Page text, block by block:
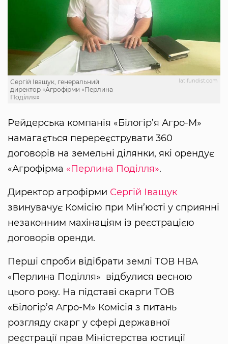
latifundist.com
Сергій Іващук, генеральний
директор «Агрофірми «Перлина
Поділля»
Рейдерська компанія «Білогір’я Агро-М»
намагається перереєструвати 360
договорів на земельні ділянки, які орендує
«Агрофірма «Перлина Поділля».
Директор агрофірми Сергій Іващук
звинувачує Комісію при Мін’юсті у сприянні
незаконним махінаціям із реєстрацією
договорів оренди.
Перші спроби відібрати землі ТОВ НВА
«Перлина Поділля» відбулися весною
цього року. На підставі скарги ТОВ
«Білогір’я Агро-М» Комісія з питань
розгляду скарг у сфері державної
реєстрації прав Міністерства юстиції